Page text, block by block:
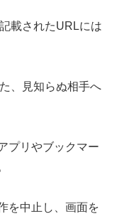
載されたURLには
、見知らぬ相手へ
プリやブックマー
を中止し、画面を